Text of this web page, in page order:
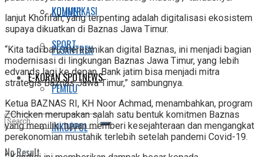
KULINER
SPORT
E-KORAN SPOTNEWS
No Result
KOMUNIKASI
PESANTREN
PEMILU
INKOPPOL
lanjut Khofifah, yang terpenting adalah digitalisasi ekosistem
supaya dikuatkan di Baznas Jawa Timur.
“Kita tadi baru meresmikan digital Baznas, ini menjadi bagian
modernisasi di lingkungan Baznas Jawa Timur, yang lebih
edvands lagi ke depan. Bank jatim bisa menjadi mitra
strategis Baznas Jawa Timur,” sambungnya.
Ketua BAZNAS RI, KH Noor Achmad, menambahkan, program
ZChicken merupakan salah satu bentuk komitmen Baznas
yang memiliki tujuan memberi kesejahteraan dan mengangkat
perekonomian mustahik terlebih setelah pandemi Covid-19.